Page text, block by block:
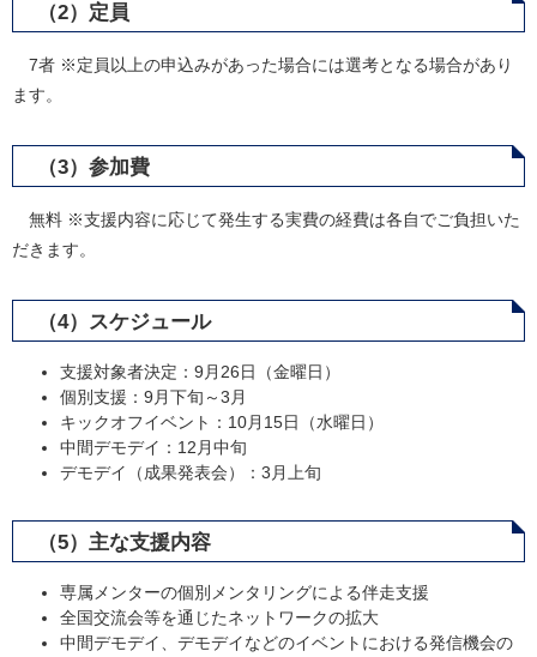
（2）定員
7者 ※定員以上の申込みがあった場合には選考となる場合があり
ます。
（3）参加費
無料 ※支援内容に応じて発生する実費の経費は各自でご負担いた
だきます。
（4）スケジュール
支援対象者決定：9月26日（金曜日）
個別支援：9月下旬～3月
キックオフイベント：10月15日（水曜日）
中間デモデイ：12月中旬
デモデイ（成果発表会）：3月上旬
（5）主な支援内容
専属メンターの個別メンタリングによる伴走支援
全国交流会等を通じたネットワークの拡大
中間デモデイ、デモデイなどのイベントにおける発信機会の